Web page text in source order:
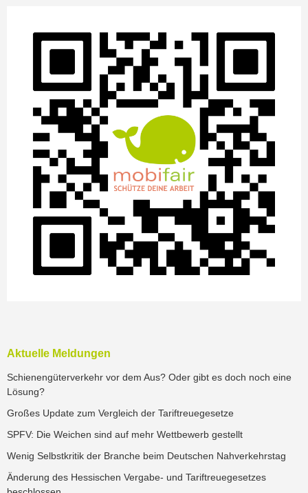
Aktuelle Meldungen
Schienengüterverkehr vor dem Aus? Oder gibt es doch noch eine
Lösung?
Großes Update zum Vergleich der Tariftreuegesetze
SPFV: Die Weichen sind auf mehr Wettbewerb gestellt
Wenig Selbstkritik der Branche beim Deutschen Nahverkehrstag
Änderung des Hessischen Vergabe- und Tariftreuegesetzes